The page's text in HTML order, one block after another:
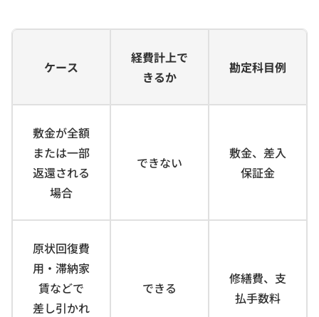
ケース
経費計上で
きるか
勘定科目例
敷金が全額
または一部
返還される
場合
できない
敷金、差入
保証金
原状回復費
用・滞納家
賃などで
差し引かれ
できる
修繕費、支
払手数料